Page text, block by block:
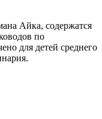
Айка, содержатся
по
для детей среднего